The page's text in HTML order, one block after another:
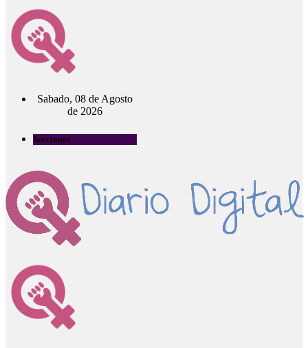
Sabado, 08 de Agosto
de 2026
Secciones